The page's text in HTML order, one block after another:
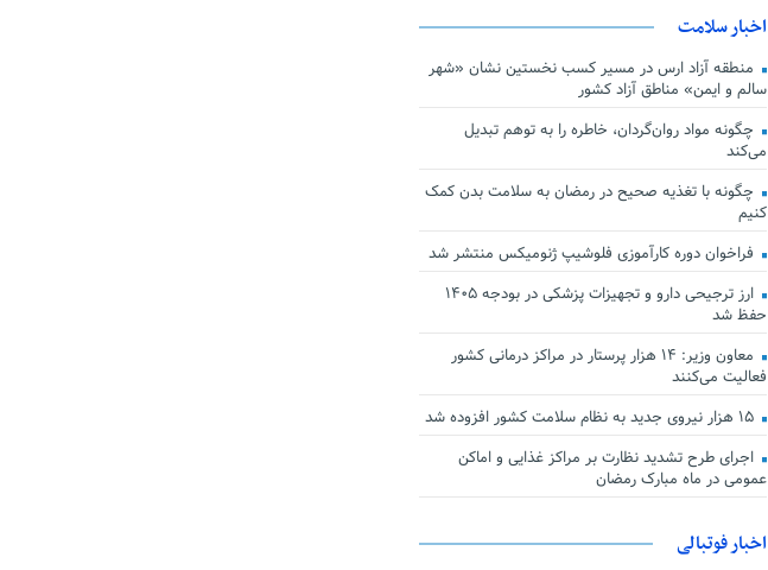
اخبار سلامت
منطقه آزاد ارس در مسیر کسب نخستین نشان «شهر
سالم و ایمن» مناطق آزاد کشور
چگونه مواد روان‌گردان، خاطره را به توهم تبدیل
می‌کند
چگونه با تغذیه صحیح در رمضان به سلامت بدن کمک
کنیم
فراخوان دوره کارآموزی فلوشیپ ژنومیکس منتشر شد
ارز ترجیحی دارو و تجهیزات پزشکی در بودجه ۱۴۰۵
حفظ شد
معاون وزیر: ۱۴ هزار پرستار در مراکز درمانی کشور
فعالیت می‌کنند
۱۵ هزار نیروی جدید به نظام سلامت کشور افزوده شد
اجرای طرح تشدید نظارت بر مراکز غذایی و اماکن
عمومی در ماه مبارک رمضان
اخبار فوتبالی